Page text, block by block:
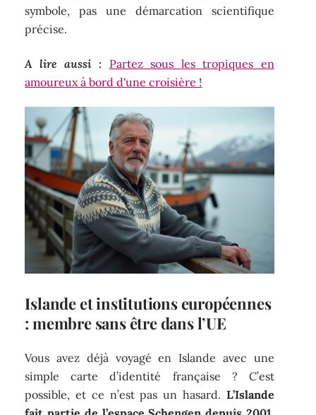
symbole, pas une démarcation scientifique
précise.
A lire aussi :
Partez sous les tropiques en
amoureux à bord d'une croisière !
Islande et institutions européennes
: membre sans être dans l’UE
Vous avez déjà voyagé en Islande avec une
simple carte d’identité française ? C’est
possible, et ce n’est pas un hasard. L’Islande